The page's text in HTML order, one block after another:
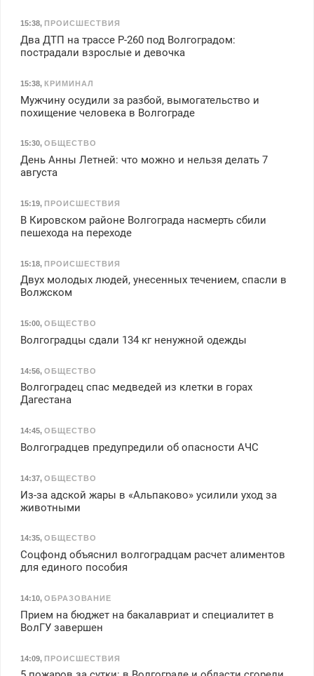
15:38, ПРОИСШЕСТВИЯ
Два ДТП на трассе Р-260 под Волгоградом:
пострадали взрослые и девочка
15:38, КРИМИНАЛ
Мужчину осудили за разбой, вымогательство и
похищение человека в Волгограде
15:30, ОБЩЕСТВО
День Анны Летней: что можно и нельзя делать 7
августа
15:19, ПРОИСШЕСТВИЯ
В Кировском районе Волгограда насмерть сбили
пешехода на переходе
15:18, ПРОИСШЕСТВИЯ
Двух молодых людей, унесенных течением, спасли в
Волжском
15:00, ОБЩЕСТВО
Волгоградцы сдали 134 кг ненужной одежды
14:56, ОБЩЕСТВО
Волгоградец спас медведей из клетки в горах
Дагестана
14:45, ОБЩЕСТВО
Волгоградцев предупредили об опасности АЧС
14:37, ОБЩЕСТВО
Из-за адской жары в «Альпаково» усилили уход за
животными
14:35, ОБЩЕСТВО
Соцфонд объяснил волгоградцам расчет алиментов
для единого пособия
14:10, ОБРАЗОВАНИЕ
Прием на бюджет на бакалавриат и специалитет в
ВолГУ завершен
14:09, ПРОИСШЕСТВИЯ